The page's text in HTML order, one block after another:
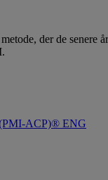
der de
ACP)® ENG